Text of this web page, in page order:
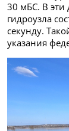
30 мБС. В эти
гидроузла
секунду.
указания